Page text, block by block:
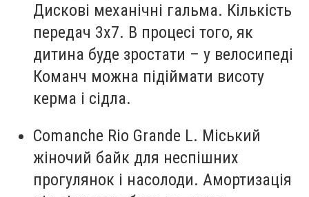
Дискові механічні гальма. Кількість
передач 3х7. В процесі того, як
дитина буде зростати – у велосипеді
Команч можна підіймати висоту
керма і сідла.
Comanche Rio Grande L. Міський
жіночий байк для неспішних
прогулянок і насолоди. Амортизація